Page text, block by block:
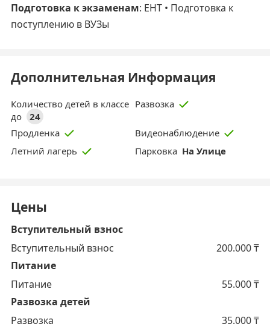
Подготовка к экзаменам: ЕНТ • Подготовка к
поступлению в ВУЗы
Дополнительная Информация
Количество детей в классе
до
24
Развозка
Продленка
Видеонаблюдение
Летний лагерь
Парковка На Улице
Цены
Вступительный взнос
Вступительный взнос
200.000₸
Питание
Питание
55.000₸
Развозка детей
Развозка
35.000₸